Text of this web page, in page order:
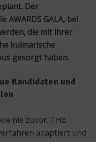
Der
AWARDS GALA, bei
die mit ihrer
kulinarische
gesorgt haben.
Kandidaten und
nie zuvor. THE
adaptiert und